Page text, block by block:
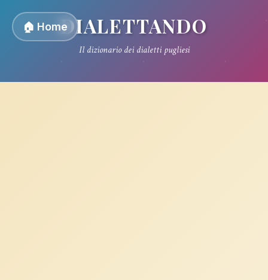
🏠 HomeDIALETTANDO
Il dizionario dei dialetti pugliesi